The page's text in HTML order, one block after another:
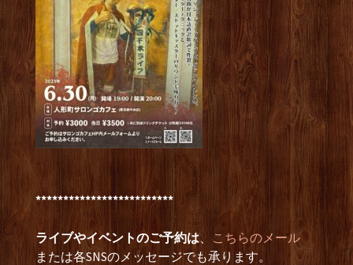
*************************
ライブやイベントのご予約は、 こちらのメール
または各SNSのメッセージでも承ります。